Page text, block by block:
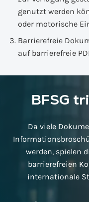
genutzt werden
oder motorische
Barrierefreie
auf barrierefreie
BFSG
Da viele
werden, spielen
barrierefreien
internationale